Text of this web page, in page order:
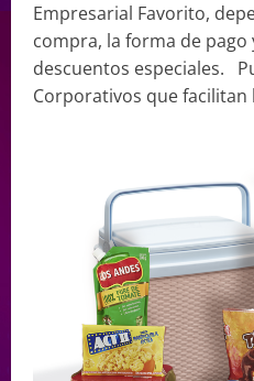
Empresarial Favorito,
compra, la forma de
descuentos especiales.
Corporativos que facilitan